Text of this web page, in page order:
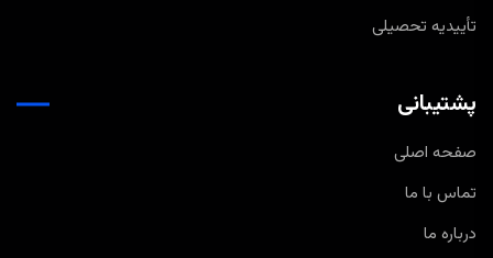
تأییدیه تحصیلی
پشتیبانی
صفحه اصلی
تماس با ما
درباره ما